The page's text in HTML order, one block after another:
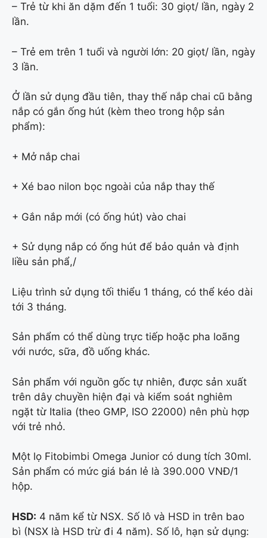
– Trẻ từ khi ăn dặm đến 1 tuổi: 30 giọt/ lần, ngày 2
lần.
– Trẻ em trên 1 tuổi và người lớn: 20 giọt/ lần, ngày
3 lần.
Ở lần sử dụng đầu tiên, thay thế nắp chai cũ bằng
nắp có gắn ống hút (kèm theo trong hộp sản
phẩm):
+ Mở nắp chai
+ Xé bao nilon bọc ngoài của nắp thay thế
+ Gắn nắp mới (có ống hút) vào chai
+ Sử dụng nắp có ống hút để bảo quản và định
liều sản phẩ,/
Liệu trình sử dụng tối thiểu 1 tháng, có thể kéo dài
tới 3 tháng.
Sản phẩm có thể dùng trực tiếp hoặc pha loãng
với nước, sữa, đồ uống khác.
Sản phẩm với nguồn gốc tự nhiên, được sản xuất
trên dây chuyền hiện đại và kiểm soát nghiêm
ngặt từ Italia (theo GMP, ISO 22000) nên phù hợp
với trẻ nhỏ.
Một lọ Fitobimbi Omega Junior có dung tích 30ml.
Sản phẩm có mức giá bán lẻ là 390.000 VNĐ/1
hộp.
HSD: 4 năm kể từ NSX. Số lô và HSD in trên bao
bì (NSX là HSD trừ đi 4 năm). Số lô, hạn sử dụng: